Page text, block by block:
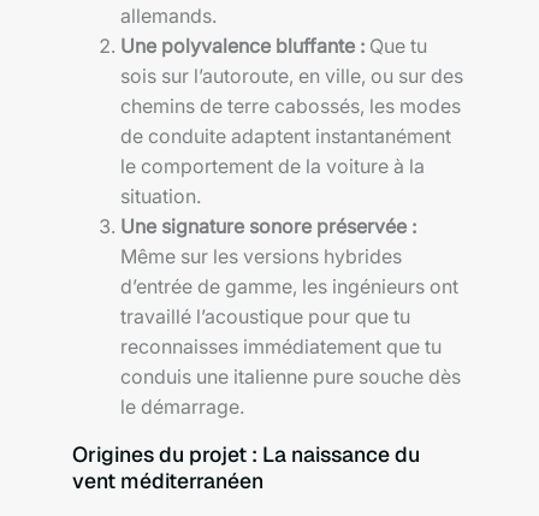
allemands.
Une polyvalence bluffante : Que tu
sois sur l’autoroute, en ville, ou sur des
chemins de terre cabossés, les modes
de conduite adaptent instantanément
le comportement de la voiture à la
situation.
Une signature sonore préservée :
Même sur les versions hybrides
d’entrée de gamme, les ingénieurs ont
travaillé l’acoustique pour que tu
reconnaisses immédiatement que tu
conduis une italienne pure souche dès
le démarrage.
Origines du projet : La naissance du
vent méditerranéen